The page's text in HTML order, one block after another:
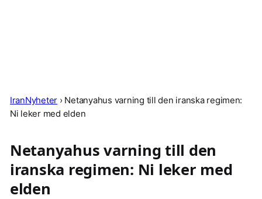
IranNyheter › Netanyahus varning till den iranska regimen:
Ni leker med elden
Netanyahus varning till den
iranska regimen: Ni leker med
elden